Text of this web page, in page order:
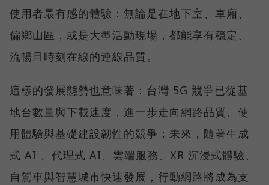
使用者最有感的體驗：無論是在地下室、車廂、
偏鄉山區，或是大型活動現場，都能享有穩定、
流暢且時刻在線的連線品質。
這樣的發展態勢也意味著：台灣 5G 競爭已從基
地台數量與下載速度，進一步走向網路品質、使
用體驗與基礎建設韌性的競爭；未來，隨著生成
式 AI 、代理式 AI、雲端服務、XR 沉浸式體驗、
自駕車與智慧城市快速發展，行動網路將成為支